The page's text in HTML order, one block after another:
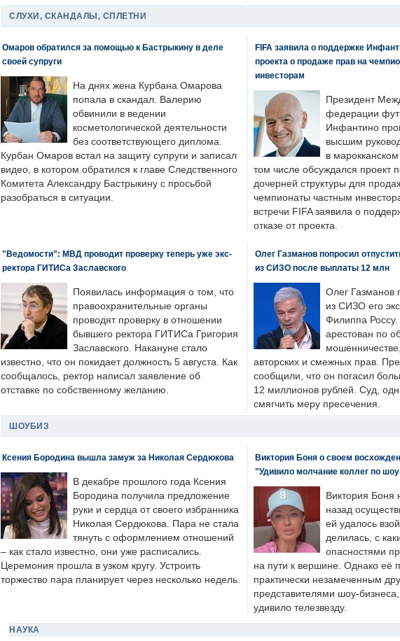
СЛУХИ, СКАНДАЛЫ, СПЛЕТНИ
Омаров обратился за помощью к Бастрыкину в деле
своей супруги
На днях жена Курбана Омарова
попала в скандал. Валерию
обвинили в ведении
косметологической деятельности
без соответствующего диплома.
Курбан Омаров встал на защиту супруги и записал
видео, в котором обратился к главе Следственного
Комитета Александру Бастрыкину с просьбой
разобраться в ситуации.
FIFA заявила о поддержке
проекта о продаже прав на
инвесторам
Президент
федерации
Инфантино
высшим
в
том числе обсуждался проект
дочерней структуры для
чемпионаты частным
встречи FIFA заявила о
отказе от проекта.
"Ведомости": МВД проводит проверку теперь уже экс-
ректора ГИТИСа Заславского
Появилась информация о том, что
правоохранительные органы
проводят проверку в отношении
бывшего ректора ГИТИСа Григория
Заславского. Накануне стало
известно, что он покидает должность 5 августа. Как
сообщалось, ректор написал заявление об
отставке по собственному желанию.
Олег Газманов попросил
из СИЗО после выплаты 12 млн
Олег Газманов
из СИЗО его
Филиппа
арестован по
авторских и смежных прав.
сообщили, что он погасил
12 миллионов рублей. Суд,
смягчить меру пресечения.
ШОУБИЗ
Ксения Бородина вышла замуж за Николая Сердюкова
В декабре прошлого года Ксения
Бородина получила предложение
руки и сердца от своего избранника
Николая Сердюкова. Пара не стала
тянуть с оформлением отношений
– как стало известно, они уже расписались.
Церемония прошла в узком кругу. Устроить
торжество пара планирует через несколько недель.
Виктория Боня о своем
"Удивило молчание коллег по
Виктория Боня
назад
ей удалось
делилась, с
опасностями
на пути к вершине. Однако её
практически незамеченным
представителями шоу-
удивило телезвезду.
НАУКА